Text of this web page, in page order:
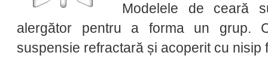
Modelele de ceară
alergător pentru a forma un grup.
suspensie refractară și acoperit cu nisip